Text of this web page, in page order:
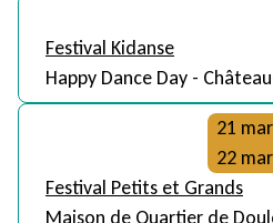
Festival Kidanse
Happy Dance Day -
21
22
Festival Petits et Grands
Maison de Quartier de